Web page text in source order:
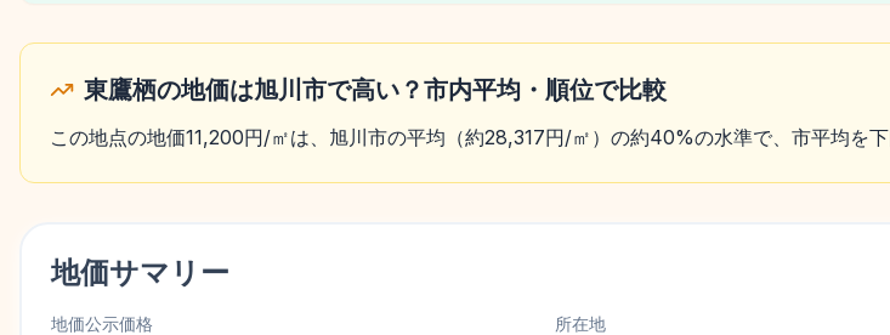
東鷹栖の地価は旭川市で高い？市内平均・順位で比較
この地点の地価11,200円/㎡は、旭川市の平均（約28,317円/㎡）の約40%の水準で、市平均を
地価サマリー
地価公示価格 所在地